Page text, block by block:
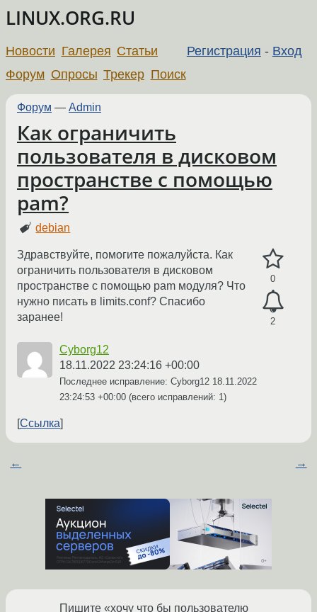
LINUX.ORG.RU
Регистрация - Вход
Новости Галерея Статьи
Форум Опросы Трекер Поиск
Форум — Admin
Как ограничить
пользователя в дисковом
пространстве с помощью
pam?
debian
0
2
Здравствуйте, помогите пожалуйста. Как
ограничить пользователя в дисковом
пространстве с помощью pam модуля? Что
нужно писать в limits.conf? Спасибо
заранее!
Cyborg12
18.11.2022 23:24:16 +00:00
Последнее исправление: Cyborg12 18.11.2022
23:24:53 +00:00 (всего исправлений: 1)
Ссылка
← →
Пишите «хочу что бы пользователю